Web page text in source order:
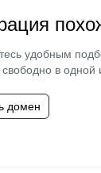
удобным
в одной
домен